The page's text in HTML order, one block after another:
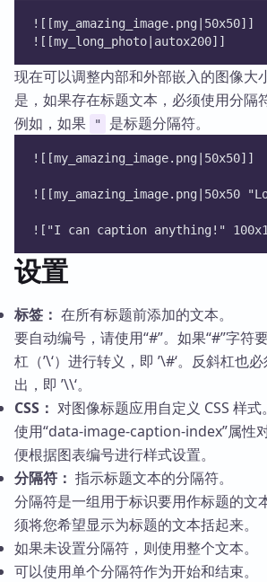
![[my_amazing_image.png|50x50]]
![[my_long_photo|autox200]]
现在可以调整内部和外部嵌入的图像大
是，如果存在标题文本，必须使用分隔
例如，如果
" 是标题分隔符。
![[my_amazing_image.png|50x50]]
![[my_amazing_image.png|50x50
!["I can caption anything!"
设置
标签： 在所有标题前添加的文本。
要自动编号，请使用“#”。如果“#”字符
杠（’\‘）进行转义，即 ’\#‘。反斜杠也
出，即 ’\\‘。
CSS： 对图像标题应用自定义 CSS 样式。
使用“data-image-caption-index”属性
便根据图表编号进行样式设置。
分隔符： 指示标题文本的分隔符。
分隔符是一组用于标识要用作标题的文
须将您希望显示为标题的文本括起来。
如果未设置分隔符，则使用整个文本。
可以使用单个分隔符作为开始和结束。